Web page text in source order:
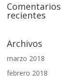
Comentarios
recientes
Archivos
marzo 2018
febrero 2018